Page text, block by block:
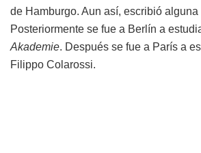
de Hamburgo. Aun así, escribió
Posteriormente se fue a Berlín a
Akademie. Después se fue a París a
Filippo Colarossi.